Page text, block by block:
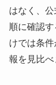
はなく、
順に確認
けでは条
報を見比べ